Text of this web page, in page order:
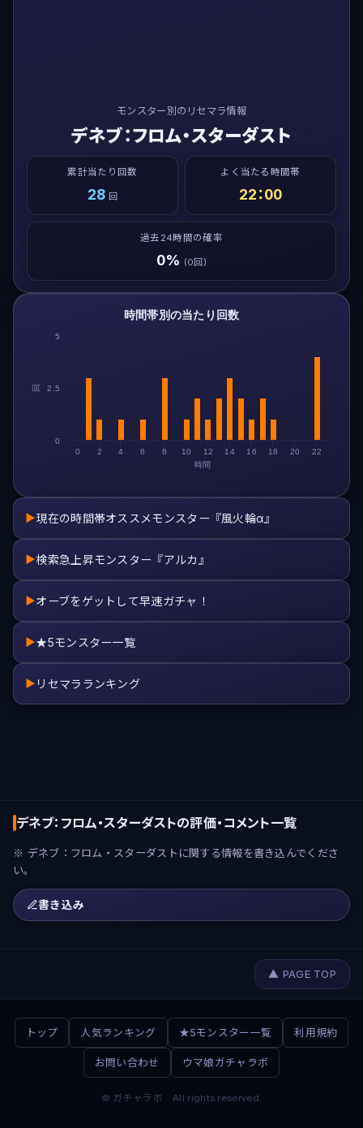
モンスター別のリセマラ情報
デネブ：フロム・スターダスト
累計当たり回数
28 回
よく当たる時間帯
22：00
過去24時間の確率
0% (0回)
時間
回
時間帯別の当たり回数
0 2 4 6 8 10 12 14 16 18 20 22
0
2.5
5
▶現在の時間帯オススメモンスター『風火輪α』
▶検索急上昇モンスター『アルカ』
▶オーブをゲットして早速ガチャ！
▶★5モンスター一覧
▶ リセマラランキング
デネブ：フロム・スターダストの評価・コメント一覧
※ デネブ：フロム・スターダストに関する情報を書き込んでくださ
い。
書き込み
▲ PAGE TOP
トップ 人気ランキング ★5モンスター一覧 利用規約
お問い合わせ ウマ娘ガチャラボ
© ガチャラボ All rights reserved.